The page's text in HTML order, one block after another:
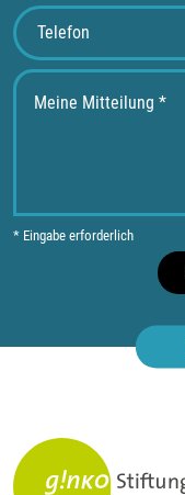
* Eingabe erforderlich